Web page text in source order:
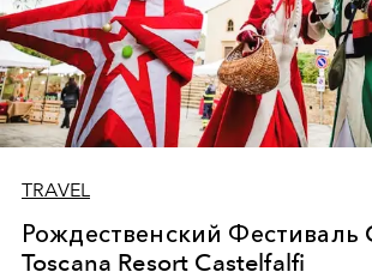
TRAVEL
Рождественский Фестиваль
Toscana Resort Castelfalfi